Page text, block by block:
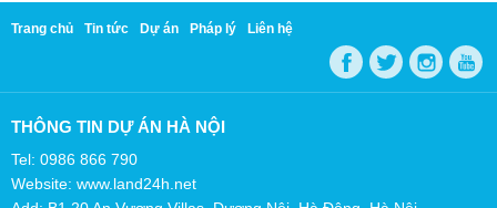
Trang chủ Tin tức Dự án Pháp lý Liên hệ
THÔNG TIN DỰ ÁN HÀ NỘI
Tel: 0986 866 790
Website: www.land24h.net